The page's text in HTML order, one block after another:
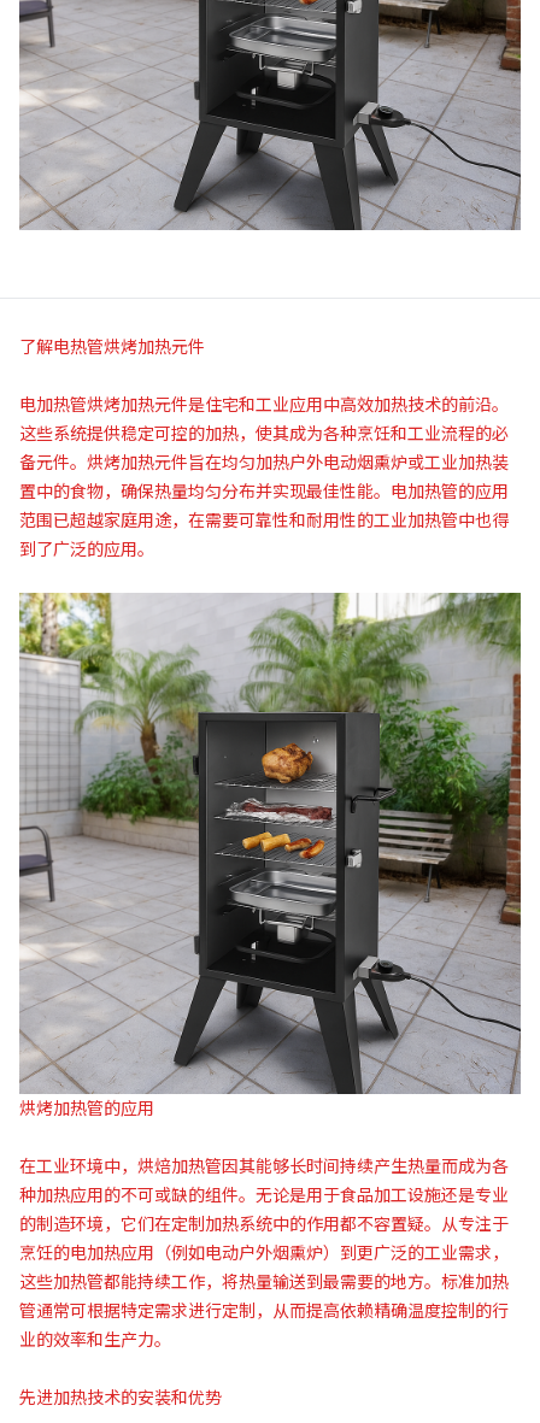
了解电热管烘烤加热元件
电加热管烘烤加热元件是住宅和工业应用中高效加热技术的前沿。
这些系统提供稳定可控的加热，使其成为各种烹饪和工业流程的必
备元件。烘烤加热元件旨在均匀加热户外电动烟熏炉或工业加热装
置中的食物，确保热量均匀分布并实现最佳性能。电加热管的应用
范围已超越家庭用途，在需要可靠性和耐用性的工业加热管中也得
到了广泛的应用。
烘烤加热管的应用
在工业环境中，烘焙加热管因其能够长时间持续产生热量而成为各
种加热应用的不可或缺的组件。无论是用于食品加工设施还是专业
的制造环境，它们在定制加热系统中的作用都不容置疑。从专注于
烹饪的电加热应用（例如电动户外烟熏炉）到更广泛的工业需求，
这些加热管都能持续工作，将热量输送到最需要的地方。标准加热
管通常可根据特定需求进行定制，从而提高依赖精确温度控制的行
业的效率和生产力。
先进加热技术的安装和优势